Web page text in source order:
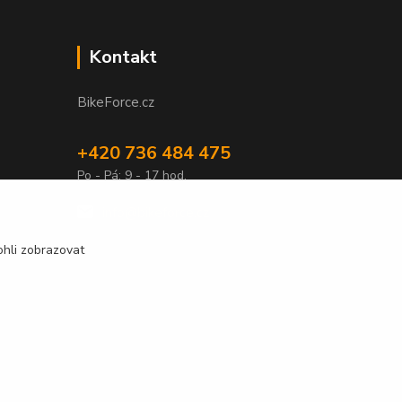
Kontakt
BikeForce.cz
+420 736 484 475
Po - Pá: 9 - 17 hod.
zobrazovat